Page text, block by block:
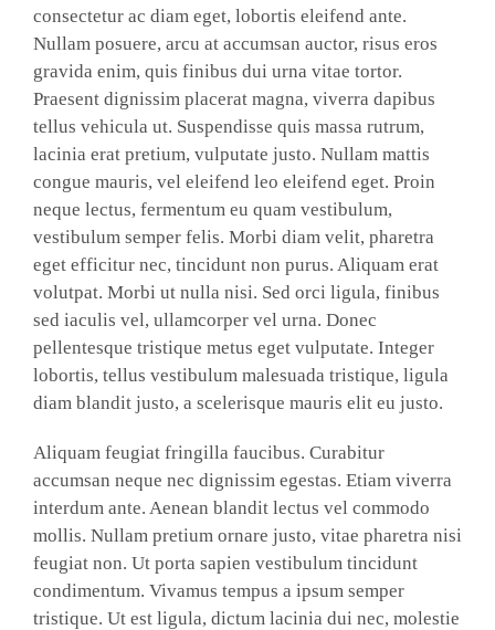
consectetur ac diam eget, lobortis eleifend ante.
Nullam posuere, arcu at accumsan auctor, risus eros
gravida enim, quis finibus dui urna vitae tortor.
Praesent dignissim placerat magna, viverra dapibus
tellus vehicula ut. Suspendisse quis massa rutrum,
lacinia erat pretium, vulputate justo. Nullam mattis
congue mauris, vel eleifend leo eleifend eget. Proin
neque lectus, fermentum eu quam vestibulum,
vestibulum semper felis. Morbi diam velit, pharetra
eget efficitur nec, tincidunt non purus. Aliquam erat
volutpat. Morbi ut nulla nisi. Sed orci ligula, finibus
sed iaculis vel, ullamcorper vel urna. Donec
pellentesque tristique metus eget vulputate. Integer
lobortis, tellus vestibulum malesuada tristique, ligula
diam blandit justo, a scelerisque mauris elit eu justo.
Aliquam feugiat fringilla faucibus. Curabitur
accumsan neque nec dignissim egestas. Etiam viverra
interdum ante. Aenean blandit lectus vel commodo
mollis. Nullam pretium ornare justo, vitae pharetra nisi
feugiat non. Ut porta sapien vestibulum tincidunt
condimentum. Vivamus tempus a ipsum semper
tristique. Ut est ligula, dictum lacinia dui nec, molestie